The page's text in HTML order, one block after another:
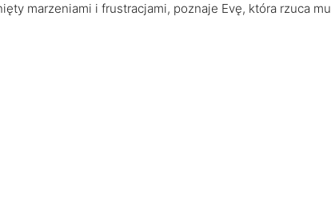
marzeniami i frustracjami, poznaje Evę, która rzuca mu